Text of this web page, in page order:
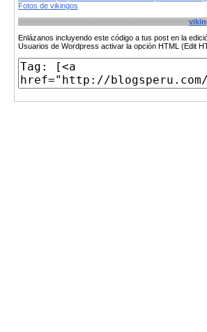
Fotos de vikingos
Enlázanos incluyendo este código a tus post en la
Usuarios de Wordpress activar la opción HTML (Edit